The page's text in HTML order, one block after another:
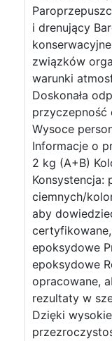
i drenujący
związków
warunki
Doskonała
przyczepność
Wysoce
Informacje o
2 kg (A+B)
Konsystencja:
ciemnych/
aby
epoksydowe
epoksydowe
opracowane,
rezultaty w
Dzięki